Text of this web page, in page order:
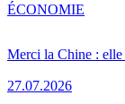
Merci la Chine : elle
27.07.2026
ÉCONOMIE